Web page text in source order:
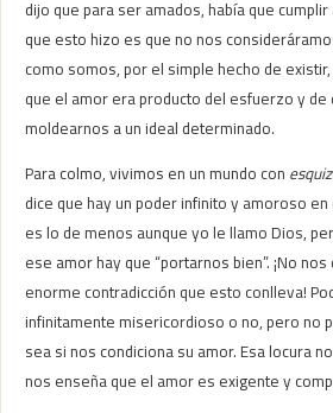
dijo que para ser amados, había que
que esto hizo es que no nos
como somos, por el simple hecho de
que el amor era producto del esfuerzo y de
moldearnos a un ideal determinado.
Para colmo, vivimos en un mundo con
dice que hay un poder infinito y amoroso
es lo de menos aunque yo le llamo Dios,
ese amor hay que “portarnos bien”. ¡No
enorme contradicción que esto conlleva!
infinitamente misericordioso o no, pero no
sea si nos condiciona su amor. Esa locura
nos enseña que el amor es exigente y